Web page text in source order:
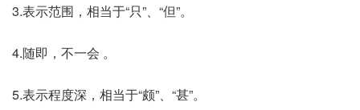
3.表示范围，相当于“只”、“但”。
4.随即，不一会 。
5.表示程度深，相当于“颇”、“甚”。